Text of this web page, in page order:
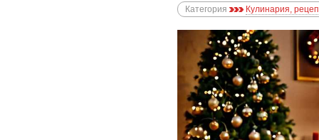
Категория Кулинария,